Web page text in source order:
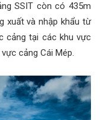
SSIT còn có 435m
xuất và nhập khẩu từ
cảng tại các khu vực
cảng Cái Mép.